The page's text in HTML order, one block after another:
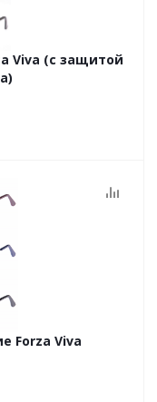
Viva (с защитой
Forza Viva